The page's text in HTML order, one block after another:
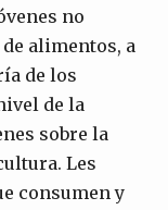
no
alimentos, a
de los
de la
sobre la
Les
consumen y